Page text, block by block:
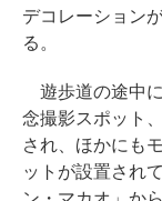
デコレーション
る。
遊歩道の途中
念撮影スポット
され、ほかにも
ットが設置され